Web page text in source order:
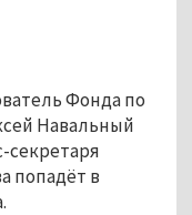
Фонда по
Навальный
секретаря
попадёт в